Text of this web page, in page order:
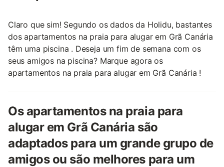
Claro que sim! Segundo os dados da Holidu, bastantes
dos apartamentos na praia para alugar em Grã Canária
têm uma piscina . Deseja um fim de semana com os
seus amigos na piscina? Marque agora os
apartamentos na praia para alugar em Grã Canária !
Os apartamentos na praia para
alugar em Grã Canária são
adaptados para um grande grupo de
amigos ou são melhores para um